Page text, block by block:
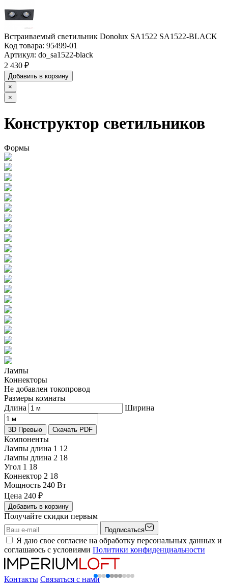
Встраиваемый светильник Donolux SA1522 SA1522-BLACK
Код товара: 95499-01
Артикул: do_sa1522-black
2 430 ₽
Добавить в корзину
×
×
Конструктор светильников
Формы
Лампы
Коннекторы
Не добавлен токопровод
Размеры комнаты
Длина
Ширина
3D Превью Скачать PDF
Компоненты
Лампы длина 1 12
Лампы длина 2 18
Угол 1 18
Коннектор 2 18
Мощность 240 Вт
Цена 240 ₽
Добавить в корзину
Получайте скидки первым
Подписаться
Я даю свое согласие на обработку персональных данных и
соглашаюсь с условиями Политики конфиденциальности
Контакты Связаться с нами